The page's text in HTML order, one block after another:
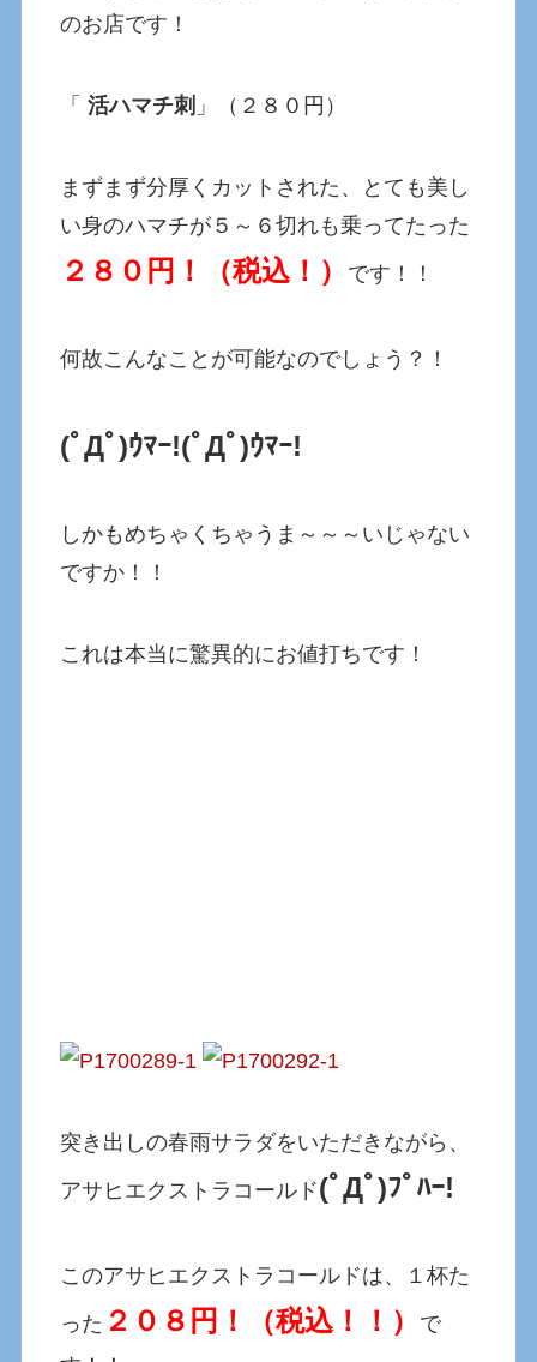
のお店です！
「活ハマチ刺 」（２８０円）
まずまず分厚くカットされた、とても美し
い身のハマチが５～６切れも乗ってたった
２８０円！（税込！） です！！
何故こんなことが可能なのでしょう？！
(ﾟДﾟ)ｳﾏｰ!(ﾟДﾟ)ｳﾏｰ!
しかもめちゃくちゃうま～～～いじゃない
ですか！！
これは本当に驚異的にお値打ちです！
突き出しの春雨サラダをいただきながら、
アサヒエクストラコールド(ﾟДﾟ)ﾌﾟﾊｰ!
このアサヒエクストラコールドは、１杯た
った ２０８円！（税込！！）
で